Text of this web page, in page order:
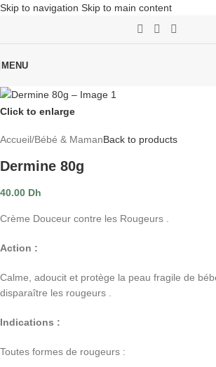
Skip to navigation Skip to main content
MENU
Click to enlarge
Accueil/Bébé & MamanBack to products
Dermine 80g
40.00 Dh
Crème Douceur contre les Rougeurs .
Action :
Calme, adoucit et protège la peau fragile de
disparaître les rougeurs .
Indications :
Toutes formes de rougeurs :